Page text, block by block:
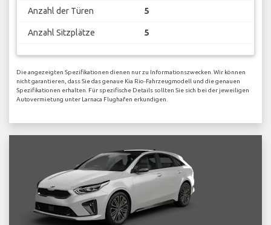
Anzahl der Türen 5
Anzahl Sitzplätze 5
Die angezeigten Spezifikationen dienen nur zu Informationszwecken. Wir können
nicht garantieren, dass Sie das genaue Kia Rio-Fahrzeugmodell und die genauen
Spezifikationen erhalten. Für spezifische Details sollten Sie sich bei der jeweiligen
Autovermietung unter Larnaca Flughafen erkundigen.